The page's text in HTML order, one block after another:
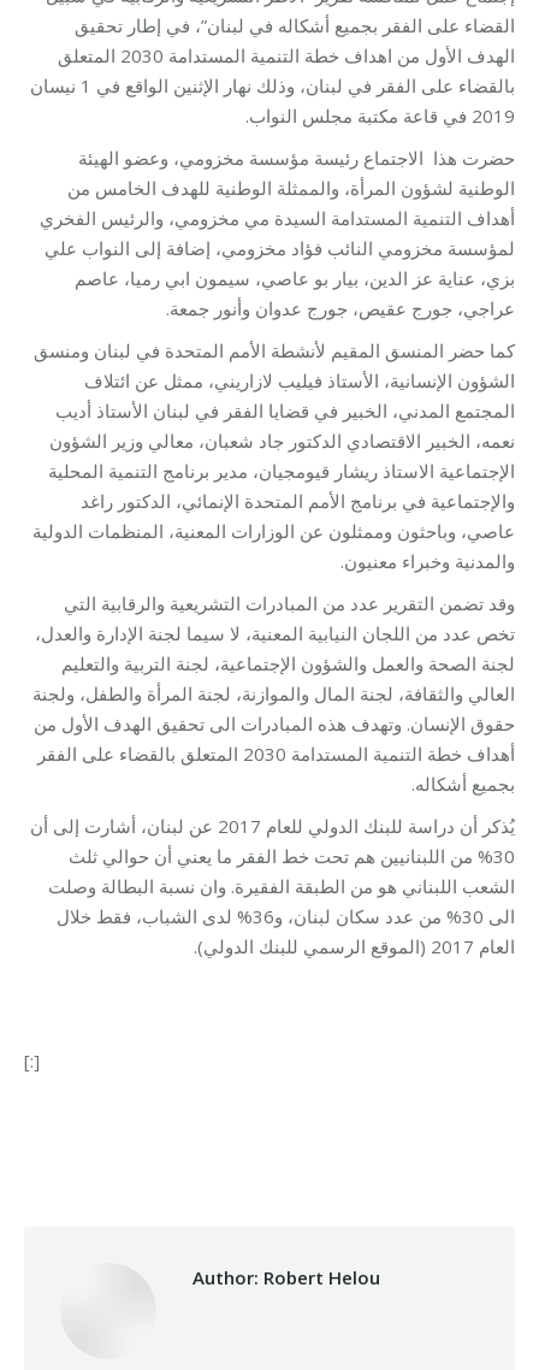
القضاء على الفقر بجميع أشكاله في لبنان”، في إطار تحقيق
الهدف الأول من اهداف خطة التنمية المستدامة 2030 المتعلق
بالقضاء على الفقر في لبنان، وذلك نهار الإثنين الواقع في 1 نيسان
2019 في قاعة مكتبة مجلس النواب.
حضرت هذا الاجتماع رئيسة مؤسسة مخزومي، وعضو الهيئة
الوطنية لشؤون المرأة، والممثلة الوطنية للهدف الخامس من
أهداف التنمية المستدامة السيدة مي مخزومي، والرئيس الفخري
لمؤسسة مخزومي النائب فؤاد مخزومي، إضافة إلى النواب علي
بزي، عناية عز الدين، بيار بو عاصي، سيمون ابي رميا، عاصم
عراجي، جورج عقيص، جورج عدوان وأنور جمعة.
كما حضر المنسق المقيم لأنشطة الأمم المتحدة في لبنان ومنسق
الشؤون الإنسانية، الأستاذ فيليب لازاريني، ممثل عن ائتلاف
المجتمع المدني، الخبير في قضايا الفقر في لبنان الأستاذ أديب
نعمه، الخبير الاقتصادي الدكتور جاد شعبان، معالي وزير الشؤون
الإجتماعية الاستاذ ريشار قيومجيان، مدير برنامج التنمية المحلية
والإجتماعية في برنامج الأمم المتحدة الإنمائي، الدكتور راغد
عاصي، وباحثون وممثلون عن الوزارات المعنية، المنظمات الدولية
والمدنية وخبراء معنيون.
وقد تضمن التقرير عدد من المبادرات التشريعية والرقابية التي
تخص عدد من اللجان النيابية المعنية، لا سيما لجنة الإدارة والعدل،
لجنة الصحة والعمل والشؤون الإجتماعية، لجنة التربية والتعليم
العالي والثقافة، لجنة المال والموازنة، لجنة المرأة والطفل، ولجنة
حقوق الإنسان. وتهدف هذه المبادرات الى تحقيق الهدف الأول من
أهداف خطة التنمية المستدامة 2030 المتعلق بالقضاء على الفقر
بجميع أشكاله.
يُذكر أن دراسة للبنك الدولي للعام 2017 عن لبنان، أشارت إلى أن
30% من اللبنانيين هم تحت خط الفقر ما يعني أن حوالي ثلث
الشعب اللبناني هو من الطبقة الفقيرة. وان نسبة البطالة وصلت
الى 30% من عدد سكان لبنان، و36% لدى الشباب، فقط خلال
العام 2017 (الموقع الرسمي للبنك الدولي).
[:]
Author: Robert Helou